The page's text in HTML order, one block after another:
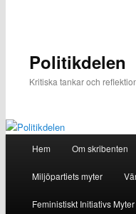
Politikdelen
Kritiska tankar och
Hem Om skribenten
Miljöpartiets myter
Feministiskt Initiativs Myter